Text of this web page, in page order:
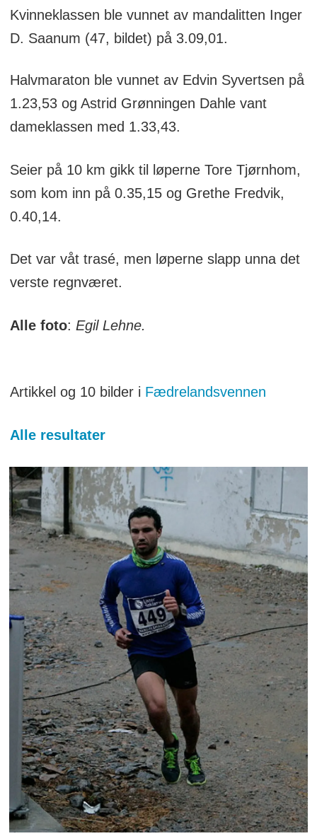
Kvinneklassen ble vunnet av mandalitten Inger
D. Saanum (47, bildet) på 3.09,01.
Halvmaraton ble vunnet av Edvin Syvertsen på
1.23,53 og Astrid Grønningen Dahle vant
dameklassen med 1.33,43.
Seier på 10 km gikk til løperne Tore Tjørnhom,
som kom inn på 0.35,15 og Grethe Fredvik,
0.40,14.
Det var våt trasé, men løperne slapp unna det
verste regnværet.
Alle foto: Egil Lehne.
Artikkel og 10 bilder i Fædrelandsvennen
Alle resultater